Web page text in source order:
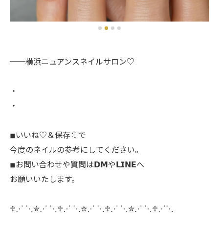
──横浜ニュアンスネイルサロン♡
・
・
◾︎いいね♡＆保存🔖で
今度のネイルの参考にしてください。
◾︎お問い合わせや質問は𝗗𝗠や𝗟𝗜𝗡𝗘へ
お願いいたします。
♱⋰ ⋱✮⋰ ⋱♱⋰ ⋱✮⋰ ⋱♱⋰ ⋱✮⋰ ⋱♱⋰⋱